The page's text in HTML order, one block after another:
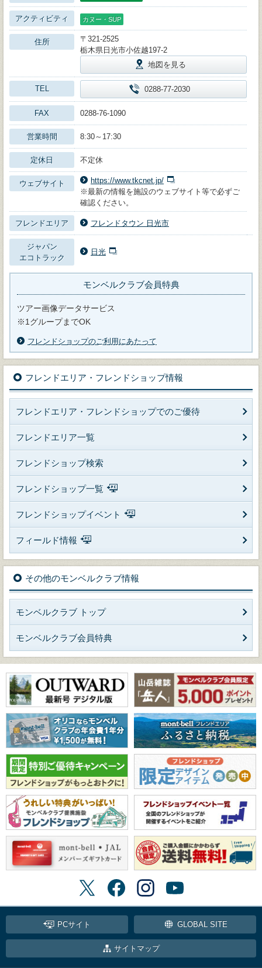
アクティビティ カヌー・SUP
住所
〒321-2525
栃木県日光市小佐越197-2
地図を見る
TEL 0288-77-2030
FAX 0288-76-1090
営業時間 8:30～17:30
定休日 不定休
ウェブサイト
https://www.tkcnet.jp/
※最新の情報を施設のウェブサイト等で必ずご
確認ください。
フレンドエリア フレンドタウン 日光市
ジャパン
エコトラック
日光
モンベルクラブ会員特典
ツアー画像データサービス
※1グループまでOK
フレンドショップのご利用にあたって
フレンドエリア・フレンドショップ情報
フレンドエリア・フレンドショップでのご優待
フレンドエリア一覧
フレンドショップ検索
フレンドショップ一覧
フレンドショップイベント
フィールド情報
その他のモンベルクラブ情報
モンベルクラブ トップ
モンベルクラブ会員特典
PCサイト GLOBAL SITE
サイトマップ